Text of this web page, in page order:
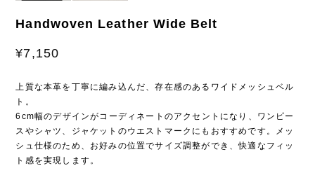
Handwoven Leather Wide Belt
¥7,150
上質な本革を丁寧に編み込んだ、存在感のあるワイドメッシュベル
ト。
6cm幅のデザインがコーディネートのアクセントになり、ワンピー
スやシャツ、ジャケットのウエストマークにもおすすめです。メッ
シュ仕様のため、お好みの位置でサイズ調整ができ、快適なフィッ
ト感を実現します。